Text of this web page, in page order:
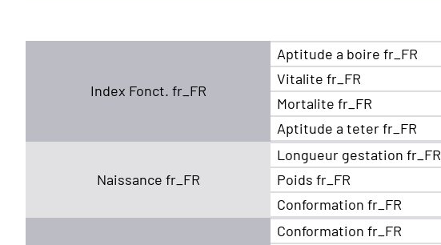
Index Fonct. fr_FR
Aptitude a boire fr_FR
Vitalite fr_FR
Mortalite fr_FR
Aptitude a teter fr_FR
Naissance fr_FR
Longueur gestation fr_FR
Poids fr_FR
Conformation fr_FR
Conformation fr_FR